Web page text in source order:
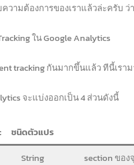
วามต้องการของเราแล้วล่ะครับ ว่
ใน Google Analytics
tracking กันมากขึ้นแล้ว ทีนี้เร
จะแบ่งออกเป็น 4 ส่วนดังนี้
ชนิดตัวแปร
String
section ของ